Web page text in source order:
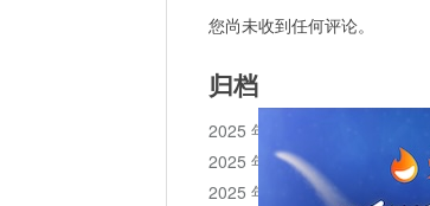
您尚未收到任何评论。
归档
2025 年 11 月
2025 年 10 月
2025 年 1 月